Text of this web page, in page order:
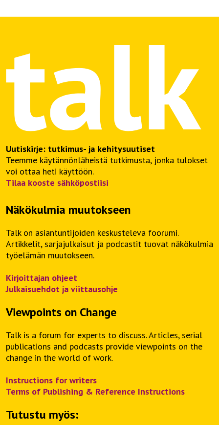
Uutiskirje: tutkimus- ja kehitysuutiset
Teemme käytännönläheistä tutkimusta, jonka tulokset
voi ottaa heti käyttöön.
Tilaa kooste sähköpostiisi
Näkökulmia muutokseen
Talk on asiantuntijoiden keskusteleva foorumi.
Artikkelit, sarjajulkaisut ja podcastit tuovat näkökulmia
työelämän muutokseen.
Kirjoittajan ohjeet
Julkaisuehdot ja viittausohje
Viewpoints on Change
Talk is a forum for experts to discuss. Articles, serial
publications and podcasts provide viewpoints on the
change in the world of work.
Instructions for writers
Terms of Publishing & Reference Instructions
Tutustu myös: